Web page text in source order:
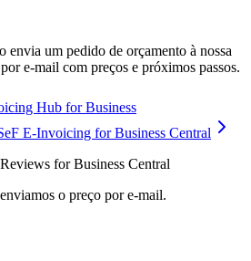
envia um pedido de orçamento à nossa
e-mail com preços e próximos passos.
Hub for Business
E-Invoicing for Business Central
for Business Central
o preço por e-mail.